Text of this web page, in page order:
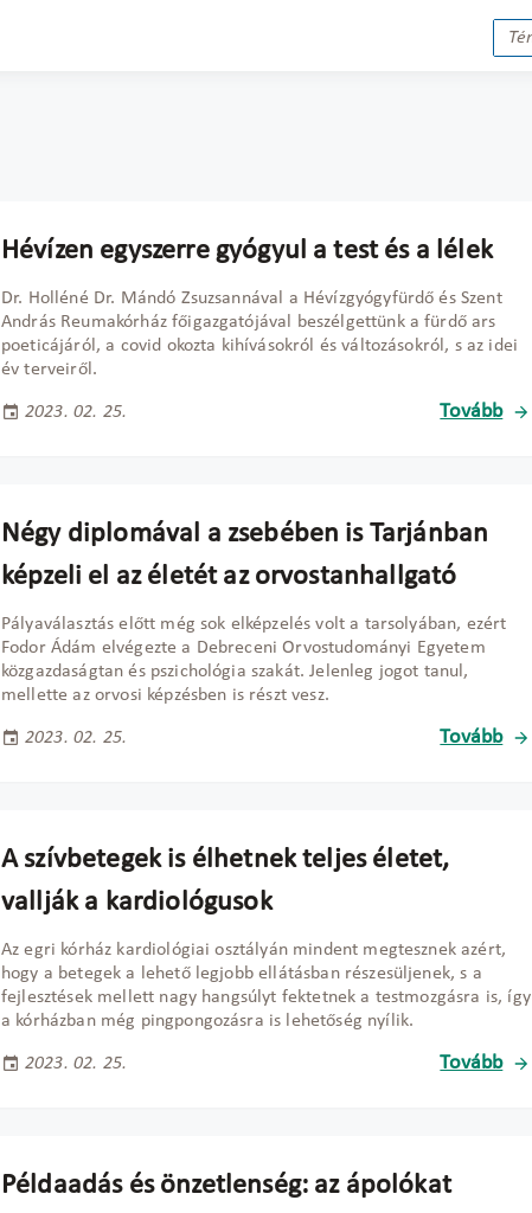
Hévízen egyszerre gyógyul a test és a lélek
Dr. Holléné Dr. Mándó Zsuzsannával a Hévízgyógyfürdő és Szent
András Reumakórház főigazgatójával beszélgettünk a fürdő ars
poeticájáról, a covid okozta kihívásokról és változásokról, s az idei
év terveiről.
2023. 02. 25. Tovább
Négy diplomával a zsebében is Tarjánban
képzeli el az életét az orvostanhallgató
Pályaválasztás előtt még sok elképzelés volt a tarsolyában, ezért
Fodor Ádám elvégezte a Debreceni Orvostudományi Egyetem
közgazdaságtan és pszichológia szakát. Jelenleg jogot tanul,
mellette az orvosi képzésben is részt vesz.
2023. 02. 25. Tovább
A szívbetegek is élhetnek teljes életet,
vallják a kardiológusok
Az egri kórház kardiológiai osztályán mindent megtesznek azért,
hogy a betegek a lehető legjobb ellátásban részesüljenek, s a
fejlesztések mellett nagy hangsúlyt fektetnek a testmozgásra is, így
a kórházban még pingpongozásra is lehetőség nyílik.
2023. 02. 25. Tovább
Példaadás és önzetlenség: az ápolókat